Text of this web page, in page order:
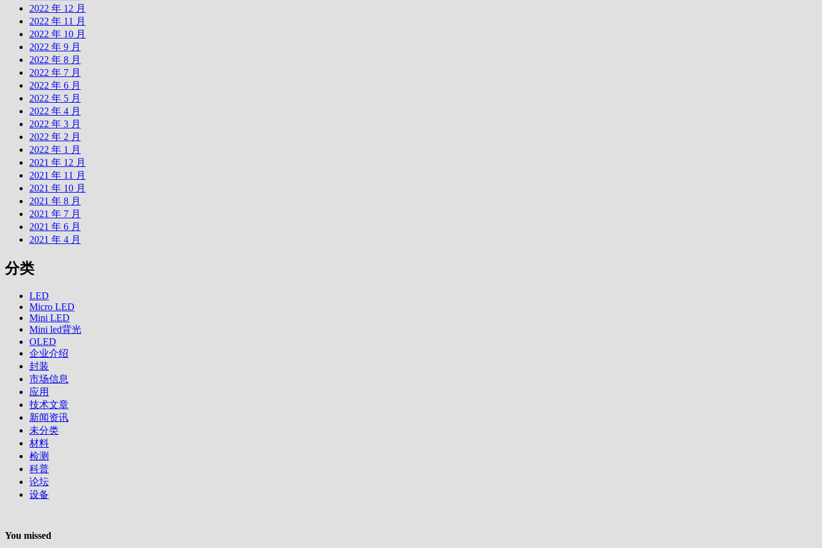
2022 年 12 月
2022 年 11 月
2022 年 10 月
2022 年 9 月
2022 年 8 月
2022 年 7 月
2022 年 6 月
2022 年 5 月
2022 年 4 月
2022 年 3 月
2022 年 2 月
2022 年 1 月
2021 年 12 月
2021 年 11 月
2021 年 10 月
2021 年 8 月
2021 年 7 月
2021 年 6 月
2021 年 4 月
分类
LED
Micro LED
Mini LED
Mini led背光
OLED
企业介绍
封装
市场信息
应用
技术文章
新闻资讯
未分类
材料
检测
科普
论坛
设备
You missed